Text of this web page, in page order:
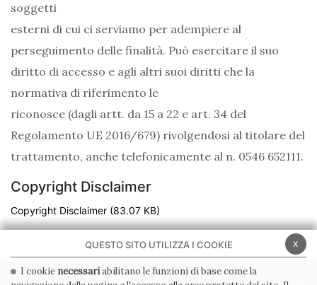
soggetti
esterni di cui ci serviamo per adempiere al
perseguimento delle finalità. Può esercitare il suo
diritto di accesso e agli altri suoi diritti che la
normativa di riferimento le
riconosce (dagli artt. da 15 a 22 e art. 34 del
Regolamento UE 2016/679) rivolgendosi al titolare del
trattamento, anche telefonicamente al n. 0546 652111.
Copyright Disclaimer
Copyright Disclaimer (83.07 KB)
x
QUESTO SITO UTILIZZA I COOKIE
I cookie necessariabilitano le funzioni di base come la